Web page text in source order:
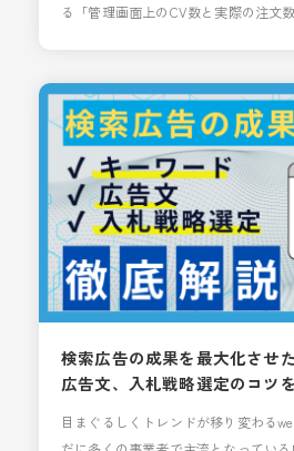
る「管理画面上のCV数と実際の注文
出ているはずなのに、Shopifyや自社
すると、「１２件」しか注文が入っ
き、「あれ？何かおかしい？」と不
検索広告の成果を最大化させ
広告文、入札戦略選定のコツ
目まぐるしくトレンドが移り変わる